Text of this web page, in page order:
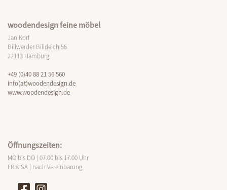
woodendesign feine möbel
Jan Korf
Billwerder Billdeich 56
22113 Hamburg
+49 (0)40 88 21 56 560
info(at)woodendesign.de
www.woodendesign.de
Öffnungszeiten:
MO bis DO | 07.00 bis 17.00 Uhr
FR & SA | nach Vereinbarung